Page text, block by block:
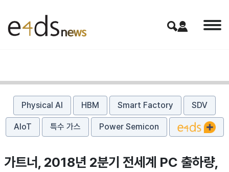
Physical AI HBM Smart Factory SDV
AIoT 특수 가스 Power Semicon
​가트너, 2018년 2분기 전세계 PC 출하량,